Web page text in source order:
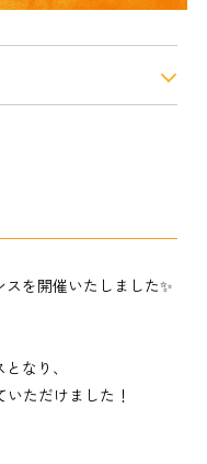
を開催いたしました✨
なり、
ただけました！